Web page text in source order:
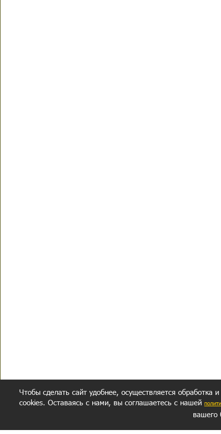
Чтобы сделать сайт удобнее, осуществляется обработка
cookies. Оставаясь с нами, вы соглашаетесь с нашей
вашего